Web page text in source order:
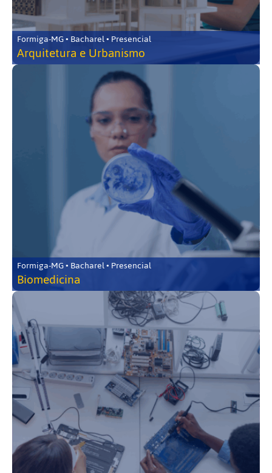
Formiga-MG • Bacharel • Presencial
Arquitetura e Urbanismo
Formiga-MG • Bacharel • Presencial
Biomedicina